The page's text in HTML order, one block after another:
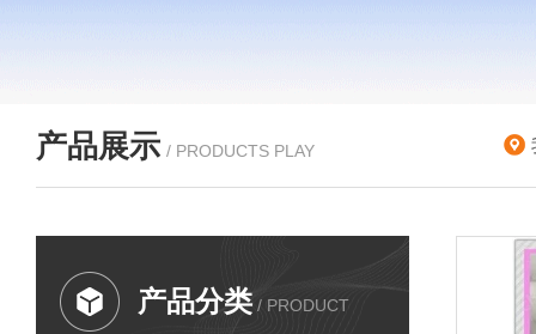
产品展示 / PRODUCTS PLAY
产品分类 / PRODUCT